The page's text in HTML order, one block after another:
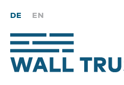
DE EN